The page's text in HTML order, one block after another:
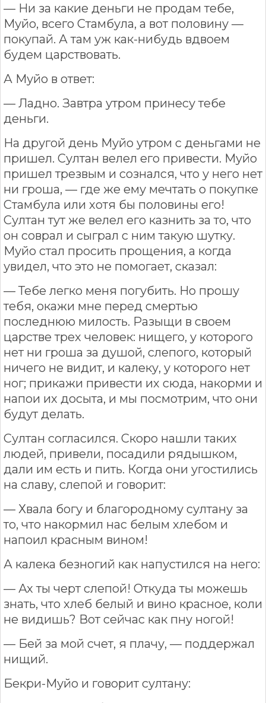
— Ни за какие деньги не продам тебе,
Муйо, всего Стамбула, а вот половину —
покупай. А там уж как-нибудь вдвоем
будем царствовать.
А Муйо в ответ:
— Ладно. Завтра утром принесу тебе
деньги.
На другой день Муйо утром с деньгами не
пришел. Султан велел его привести. Муйо
пришел трезвым и сознался, что у него нет
ни гроша, — где же ему мечтать о покупке
Стамбула или хотя бы половины его!
Султан тут же велел его казнить за то, что
он соврал и сыграл с ним такую шутку.
Муйо стал просить прощения, а когда
увидел, что это не помогает, сказал:
— Тебе легко меня погубить. Но прошу
тебя, окажи мне перед смертью
последнюю милость. Разыщи в своем
царстве трех человек: нищего, у которого
нет ни гроша за душой, слепого, который
ничего не видит, и калеку, у которого нет
ног; прикажи привести их сюда, накорми и
напои их досыта, и мы посмотрим, что они
будут делать.
Султан согласился. Скоро нашли таких
людей, привели, посадили рядышком,
дали им есть и пить. Когда они угостились
на славу, слепой и говорит:
— Хвала богу и благородному султану за
то, что накормил нас белым хлебом и
напоил красным вином!
А калека безногий как напустился на него:
— Ах ты черт слепой! Откуда ты можешь
знать, что хлеб белый и вино красное, коли
не видишь? Вот сейчас как пну ногой!
— Бей за мой счет, я плачу, — поддержал
нищий.
Бекри-Муйо и говорит султану: